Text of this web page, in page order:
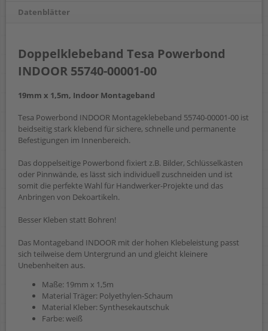
Datenblätter
Doppelklebeband Tesa Powerbond
INDOOR 55740-00001-00
19mm x 1,5m, Indoor Montageband
Tesa Powerbond INDOOR Montageklebeband 55740-00001-00 ist
beidseitig stark klebend für sichere, schnelle und permanente
Befestigungen im Innenbereich.
Das doppelseitige Powerbond fixiert z.B. Bilder, Schlüsselkästen
oder Pinnwände, es lässt sich individuell zuschneiden und ist
somit die perfekte Wahl für Handwerker-Projekte und das
Anbringen von Dekoartikeln.
Besser Kleben statt Bohren!
Das Montageband INDOOR mit der hohen Klebeleistung passt
sich teilweise dem Untergrund an und gleicht kleinere
Unebenheiten aus.
Maße: 19mm x 1,5m
Material Träger: Polyethylen-Schaum
Material Kleber: Synthesekautschuk
Farbe: weiß